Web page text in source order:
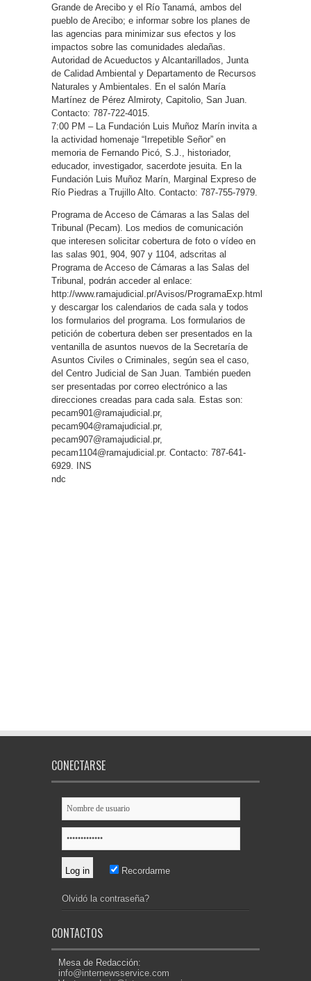
Grande de Arecibo y el Río Tanamá, ambos del
pueblo de Arecibo; e informar sobre los planes de
las agencias para minimizar sus efectos y los
impactos sobre las comunidades aledañas.
Autoridad de Acueductos y Alcantarillados, Junta
de Calidad Ambiental y Departamento de Recursos
Naturales y Ambientales. En el salón María
Martínez de Pérez Almiroty, Capitolio, San Juan.
Contacto: 787-722-4015.
7:00 PM – La Fundación Luis Muñoz Marín invita a
la actividad homenaje “Irrepetible Señor” en
memoria de Fernando Picó, S.J., historiador,
educador, investigador, sacerdote jesuita. En la
Fundación Luis Muñoz Marín, Marginal Expreso de
Río Piedras a Trujillo Alto. Contacto: 787-755-7979.
Programa de Acceso de Cámaras a las Salas del
Tribunal (Pecam). Los medios de comunicación
que interesen solicitar cobertura de foto o vídeo en
las salas 901, 904, 907 y 1104, adscritas al
Programa de Acceso de Cámaras a las Salas del
Tribunal, podrán acceder al enlace:
http://www.ramajudicial.pr/Avisos/ProgramaExp.html
y descargar los calendarios de cada sala y todos
los formularios del programa. Los formularios de
petición de cobertura deben ser presentados en la
ventanilla de asuntos nuevos de la Secretaría de
Asuntos Civiles o Criminales, según sea el caso,
del Centro Judicial de San Juan. También pueden
ser presentadas por correo electrónico a las
direcciones creadas para cada sala. Estas son:
pecam901@ramajudicial.pr,
pecam904@ramajudicial.pr,
pecam907@ramajudicial.pr,
pecam1104@ramajudicial.pr. Contacto: 787-641-
6929. INS
ndc
CONECTARSE
Recordarme
Olvidó la contraseña?
CONTACTOS
Mesa de Redacción:
info@internewsservice.com